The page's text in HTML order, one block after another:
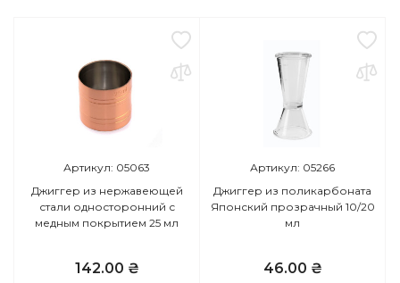
Артикул: 05063
Джиггер из нержавеющей
стали односторонний с
медным покрытием 25 мл
142.00 ₴
Артикул: 05266
Джиггер из поликарбоната
Японский прозрачный 10/20
мл
46.00 ₴